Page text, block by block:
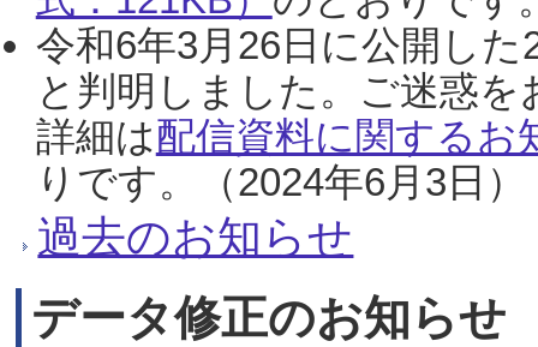
令和6年3月26日に公開し
と判明しました。ご迷惑
詳細は配信資料に関するお
りです。（2024年6月3日）
過去のお知らせ
データ修正のお知らせ